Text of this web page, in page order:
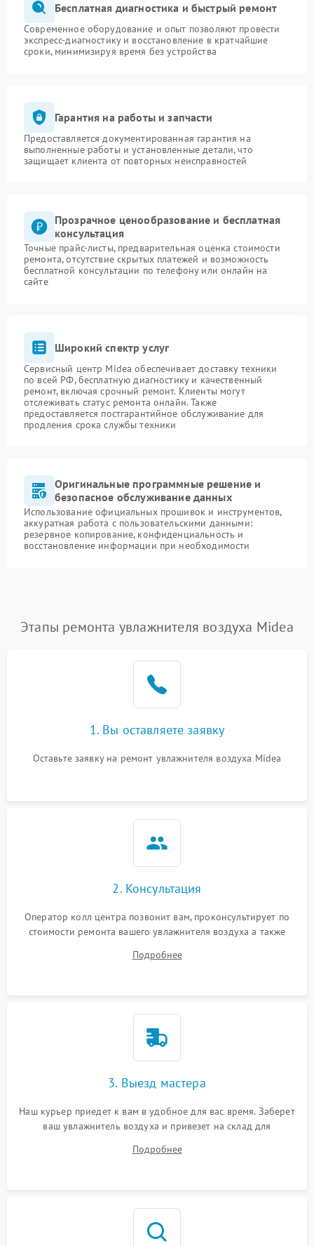
Бесплатная диагностика и быстрый ремонт
Современное оборудование и опыт позволяют провести
экспресс-диагностику и восстановление в кратчайшие
сроки, минимизируя время без устройства
Гарантия на работы и запчасти
Предоставляется документированная гарантия на
выполненные работы и установленные детали, что
защищает клиента от повторных неисправностей
Прозрачное ценообразование и бесплатная
консультация
Точные прайс-листы, предварительная оценка стоимости
ремонта, отсутствие скрытых платежей и возможность
бесплатной консультации по телефону или онлайн на
сайте
Широкий спектр услуг
Сервисный центр Midea обеспечивает доставку техники
по всей РФ, бесплатную диагностику и качественный
ремонт, включая срочный ремонт. Клиенты могут
отслеживать статус ремонта онлайн. Также
предоставляется постгарантийное обслуживание для
продления срока службы техники
Оригинальные программные решение и
безопасное обслуживание данных
Использование официальных прошивок и инструментов,
аккуратная работа с пользовательскими данными:
резервное копирование, конфиденциальность и
восстановление информации при необходимости
Этапы ремонта увлажнителя воздуха Midea
1. Вы оставляете заявку
Оставьте заявку на ремонт увлажнителя воздуха Midea
2. Консультация
Оператор колл центра позвонит вам, проконсультирует по
стоимости ремонта вашего увлажнителя воздуха а также
Подробнее
3. Выезд мастера
Наш курьер приедет к вам в удобное для вас время. Заберет
ваш увлажнитель воздуха и привезет на склад для
Подробнее